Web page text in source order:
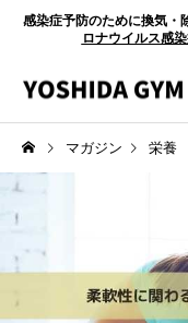
感染症予防のために換気・
ロナウイルス感
マガジン 栄養